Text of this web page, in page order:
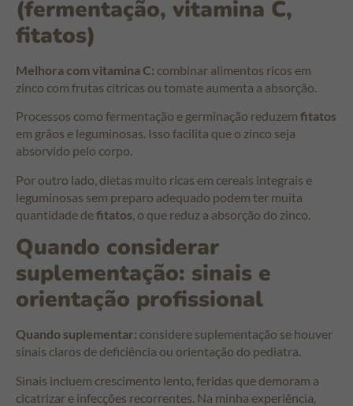
(fermentação, vitamina C,
fitatos)
Melhora com vitamina C: combinar alimentos ricos em
zinco com frutas cítricas ou tomate aumenta a absorção.
Processos como fermentação e germinação reduzem fitatos
em grãos e leguminosas. Isso facilita que o zinco seja
absorvido pelo corpo.
Por outro lado, dietas muito ricas em cereais integrais e
leguminosas sem preparo adequado podem ter muita
quantidade defitatos , o que reduz a absorção do zinco.
Quando considerar
suplementação: sinais e
orientação profissional
Quando suplementar: considere suplementação se houver
sinais claros de deficiência ou orientação do pediatra.
Sinais incluem crescimento lento, feridas que demoram a
cicatrizar e infecções recorrentes. Na minha experiência,